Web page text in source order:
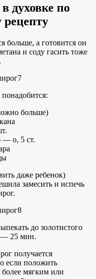
духовке по
рецепту
больше, а готовится он
и соду гасить тоже
больше)
— о, 5 ст.
даже ребенок)
замесить и испечь
до золотистого
— 25 мин.
получается
если положить
мягким или